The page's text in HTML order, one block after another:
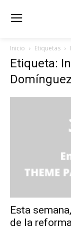
Inicio Etiquetas
Etiqueta:
Domínguez
Esta
de la